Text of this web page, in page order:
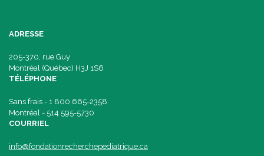
ADRESSE
205-370, rue Guy
Montréal (Québec) H3J 1S6
TÉLÉPHONE
Sans frais - 1 800 665-2358
Montréal - 514 595-5730
COURRIEL
info@fondationrecherchepediatrique.ca